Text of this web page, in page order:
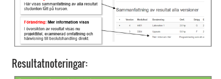
Resultatnoteringar: